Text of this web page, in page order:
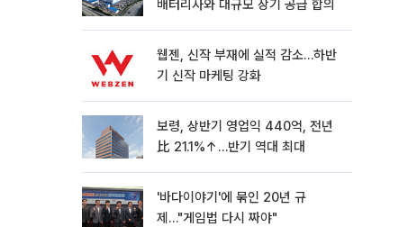
배터리사와 대규모 장기 공급 합의
웹젠, 신작 부재에 실적 감소…하반
기 신작 마케팅 강화
보령, 상반기 영업익 440억, 전년
比 21.1%↑…반기 역대 최대
'바다이야기'에 묶인 20년 규
제…"게임법 다시 짜야"